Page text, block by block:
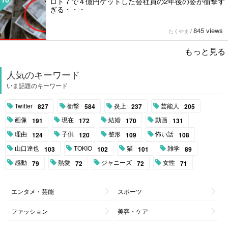
ぎる・・・
たくやま / 845 views
もっと見る
人気のキーワード
いま話題のキーワード
Twitter 827 衝撃 584 炎上 237 芸能人 205
画像 191 現在 172 結婚 170 動画 131
理由 124 子供 120 整形 109 怖い話 108
山口達也 103 TOKIO 102 猫 101 雑学 89
感動 79 熱愛 72 ジャニーズ 72 女性 71
エンタメ・芸能 スポーツ
ファッション 美容・ケア